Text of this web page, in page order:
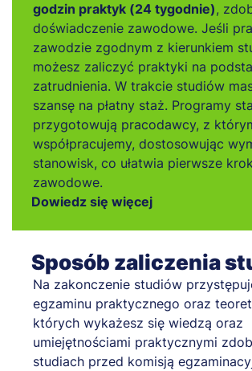
godzin praktyk (24 tygodnie),
doświadczenie zawodowe. Jeśli
zawodzie zgodnym z kierunkiem
możesz zaliczyć praktyki na
zatrudnienia. W trakcie studiów
szansę na płatny staż. Programy
przygotowują pracodawcy, z
współpracujemy, dostosowując
stanowisk, co ułatwia pierwsze
zawodowe.
Dowiedz się więcej
Sposób zaliczenia
Na zakonczenie studiów
egzaminu praktycznego oraz
których wykażesz się wiedzą oraz
umiejętnościami praktycznymi
studiach przed komisją